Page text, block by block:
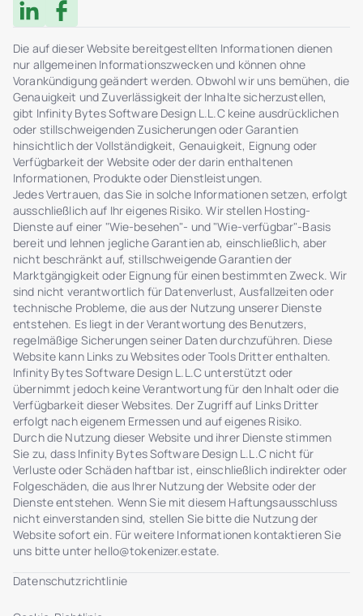
Die auf dieser Website bereitgestellten Informationen dienen
nur allgemeinen Informationszwecken und können ohne
Vorankündigung geändert werden. Obwohl wir uns bemühen, die
Genauigkeit und Zuverlässigkeit der Inhalte sicherzustellen,
gibt Infinity Bytes Software Design L.L.C keine ausdrücklichen
oder stillschweigenden Zusicherungen oder Garantien
hinsichtlich der Vollständigkeit, Genauigkeit, Eignung oder
Verfügbarkeit der Website oder der darin enthaltenen
Informationen, Produkte oder Dienstleistungen.
Jedes Vertrauen, das Sie in solche Informationen setzen, erfolgt
ausschließlich auf Ihr eigenes Risiko. Wir stellen Hosting-
Dienste auf einer "Wie-besehen"- und "Wie-verfügbar"-Basis
bereit und lehnen jegliche Garantien ab, einschließlich, aber
nicht beschränkt auf, stillschweigende Garantien der
Marktgängigkeit oder Eignung für einen bestimmten Zweck. Wir
sind nicht verantwortlich für Datenverlust, Ausfallzeiten oder
technische Probleme, die aus der Nutzung unserer Dienste
entstehen. Es liegt in der Verantwortung des Benutzers,
regelmäßige Sicherungen seiner Daten durchzuführen. Diese
Website kann Links zu Websites oder Tools Dritter enthalten.
Infinity Bytes Software Design L.L.C unterstützt oder
übernimmt jedoch keine Verantwortung für den Inhalt oder die
Verfügbarkeit dieser Websites. Der Zugriff auf Links Dritter
erfolgt nach eigenem Ermessen und auf eigenes Risiko.
Durch die Nutzung dieser Website und ihrer Dienste stimmen
Sie zu, dass Infinity Bytes Software Design L.L.C nicht für
Verluste oder Schäden haftbar ist, einschließlich indirekter oder
Folgeschäden, die aus Ihrer Nutzung der Website oder der
Dienste entstehen. Wenn Sie mit diesem Haftungsausschluss
nicht einverstanden sind, stellen Sie bitte die Nutzung der
Website sofort ein. Für weitere Informationen kontaktieren Sie
uns bitte unter hello@tokenizer.estate.
Datenschutzrichtlinie